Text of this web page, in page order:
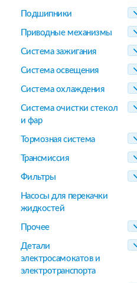
Подшипники
Приводные механизмы
Система зажигания
Система освещения
Система охлаждения
Система очистки стекол
и фар
Тормозная система
Трансмиссия
Фильтры
Насосы для перекачки
жидкостей
Прочее
Детали
электросамокатов и
электротранспорта